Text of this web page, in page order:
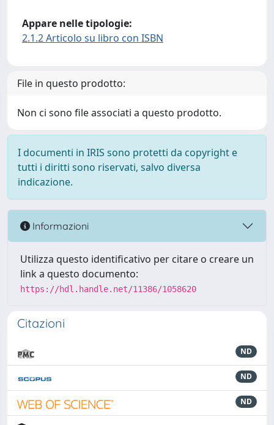
Appare nelle tipologie:
2.1.2 Articolo su libro con ISBN
File in questo prodotto:
Non ci sono file associati a questo prodotto.
I documenti in IRIS sono protetti da copyright e
tutti i diritti sono riservati, salvo diversa
indicazione.
Informazioni
Utilizza questo identificativo per citare o creare un
link a questo documento:
https://hdl.handle.net/11386/1058620
Citazioni
ND
ND
ND